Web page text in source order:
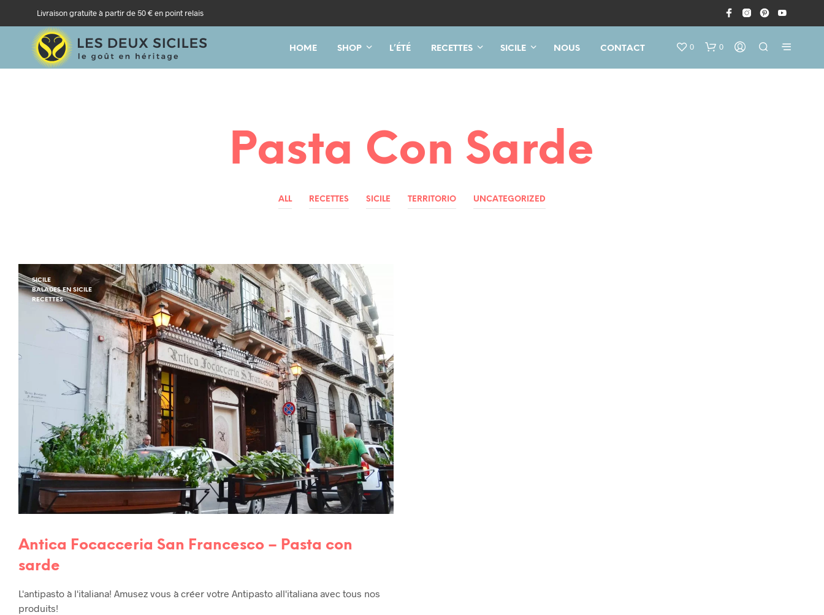
Livraison gratuite à partir de 50 € en point relais
HOME SHOP L’ÉTÉ RECETTES SICILE NOUS CONTACT 0 0
Pasta Con Sarde
ALL RECETTES SICILE TERRITORIO UNCATEGORIZED
SICILE
BALADES EN SICILE
RECETTES
Antica Focacceria San Francesco – Pasta con
sarde
L'antipasto à l'italiana! Amusez vous à créer votre Antipasto all'italiana avec tous nos
produits!